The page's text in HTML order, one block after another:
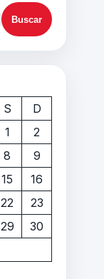
S
D
1
2
8
9
15
16
22
23
29
30